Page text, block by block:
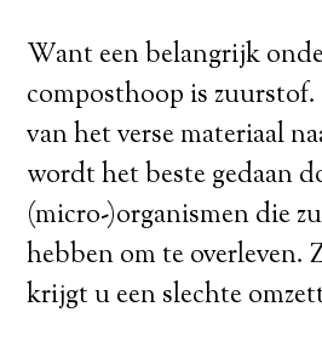
Want een belangrijk
composthoop is
van het verse materiaal
wordt het beste gedaan
(micro-)organismen die
hebben om te overleven.
krijgt u een slechte